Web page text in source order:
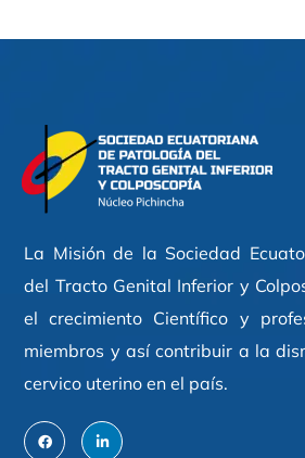
La Misión de la Sociedad
del Tracto Genital Inferior y
el crecimiento Científico y
miembros y así contribuir a la
cervico uterino en el país.